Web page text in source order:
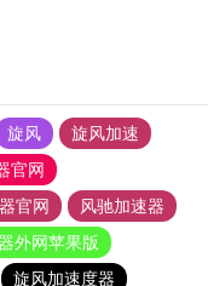
旋风
旋风加速
官网
官网
风驰加速器
外网苹果版
旋风加速度器